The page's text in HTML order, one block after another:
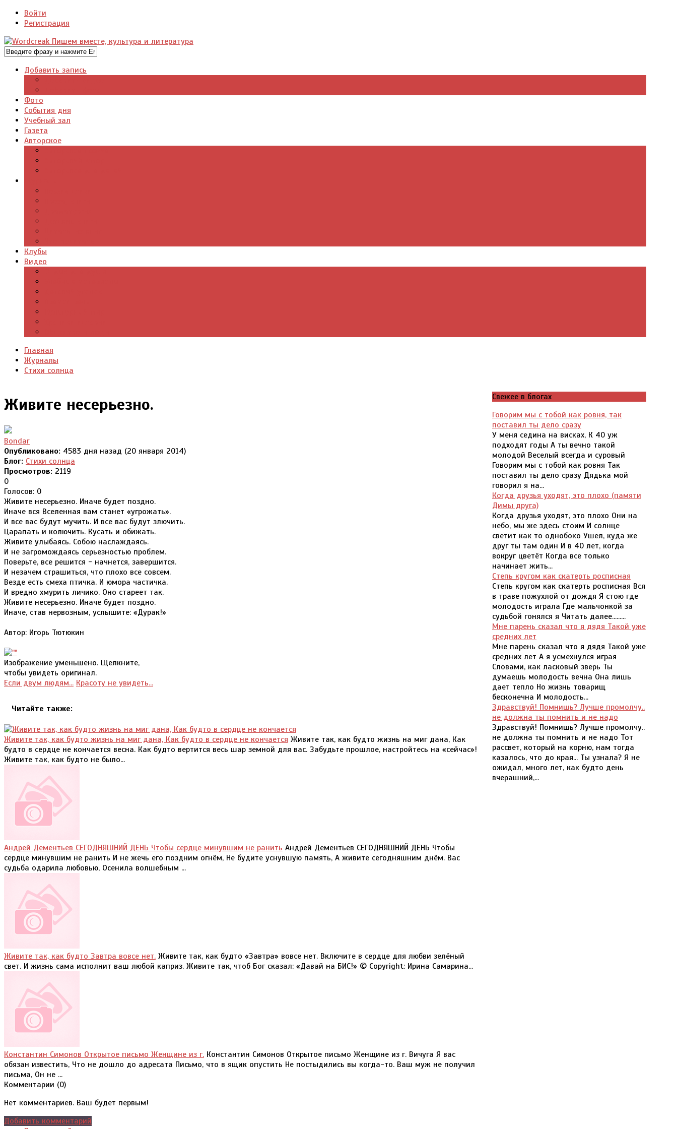
Войти
Регистрация
Добавить запись
Фото
События дня
Учебный зал
Газета
Авторское
Клубы
Видео
Главная
Журналы
Стихи солнца
Живите несерьезно.
Bondar
Опубликовано: 4583 дня назад (20 января 2014)
Блог: Стихи солнца
Просмотров: 2119
0
Голосов: 0
Живите несерьезно. Иначе будет поздно.
Иначе вся Вселенная вам станет «угрожать».
И все вас будут мучить. И все вас будут злючить.
Царапать и колючить. Кусать и обижать.
Живите улыбаясь. Собою наслаждаясь.
И не загромождаясь серьезностью проблем.
Поверьте, все решится - начнется, завершится.
И незачем страшиться, что плохо все совсем.
Везде есть смеха птичка. И юмора частичка.
И вредно хмурить личико. Оно стареет так.
Живите несерьезно. Иначе будет поздно.
Иначе, став нервозным, услышите: «Дурак!»
Автор: Игорь Тютюкин
Изображение уменьшено. Щелкните,
чтобы увидеть оригинал.
Если двум людям... Красоту не увидеть...
Читайте также:
Живите так, как будто жизнь на миг дана, Как будто в сердце не кончается Живите так, как будто жизнь на миг дана, Как
будто в сердце не кончается весна. Как будто вертится весь шар земной для вас. Забудьте прошлое, настройтесь на «сейчас»!
Живите так, как будто не было...
Андрей Дементьев СЕГОДНЯШНИЙ ДЕНЬ Чтобы сердце минувшим не ранить Андрей Дементьев СЕГОДНЯШНИЙ ДЕНЬ Чтобы
сердце минувшим не ранить И не жечь его поздним огнём, Не будите уснувшую память, А живите сегодняшним днём. Вас
судьба одарила любовью, Осенила волшебным ...
Живите так, как будто Завтра вовсе нет. Живите так, как будто «Завтра» вовсе нет. Включите в сердце для любви зелёный
свет. И жизнь сама исполнит ваш любой каприз. Живите так, чтоб Бог сказал: «Давай на БИС!» © Copyright: Ирина Самарина...
Константин Симонов Открытое письмо Женщине из г. Константин Симонов Открытое письмо Женщине из г. Вичуга Я вас
обязан известить, Что не дошло до адресата Письмо, что в ящик опустить Не постыдились вы когда-то. Ваш муж не получил
письма, Он не ...
Комментарии (0)
Нет комментариев. Ваш будет первым!
Добавить комментарий
Свежее в блогах
Говорим мы с тобой как ровня, так
поставил ты дело сразу
У меня седина на висках, К 40 уж
подходят годы А ты вечно такой
молодой Веселый всегда и суровый
Говорим мы с тобой как ровня Так
поставил ты дело сразу Дядька мой
говорил я на...
Когда друзья уходят, это плохо (памяти
Димы друга)
Когда друзья уходят, это плохо Они на
небо, мы же здесь стоим И солнце
светит как то однобоко Ушел, куда же
друг ты там один И в 40 лет, когда
вокруг цветёт Когда все только
начинает жить...
Степь кругом как скатерть росписная
Степь кругом как скатерть росписная Вся
в траве пожухлой от дождя Я стою где
молодость играла Где мальчонкой за
судьбой гонялся я Читать далее.........
Мне парень сказал что я дядя Такой уже
средних лет
Мне парень сказал что я дядя Такой уже
средних лет А я усмехнулся играя
Словами, как ласковый зверь Ты
думаешь молодость вечна Она лишь
дает тепло Но жизнь товарищ
бесконечна И молодость...
Здравствуй! Помнишь? Лучше промолчу..
не должна ты помнить и не надо
Здравствуй! Помнишь? Лучше промолчу..
не должна ты помнить и не надо Тот
рассвет, который на корню, нам тогда
казалось, что до края... Ты узнала? Я не
ожидал, много лет, как будто день
вчерашний,...